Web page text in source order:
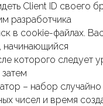
Client ID своего
разработчика
в cookie-файлах.
начинающийся
которого следует
– набор случайно
чисел и время